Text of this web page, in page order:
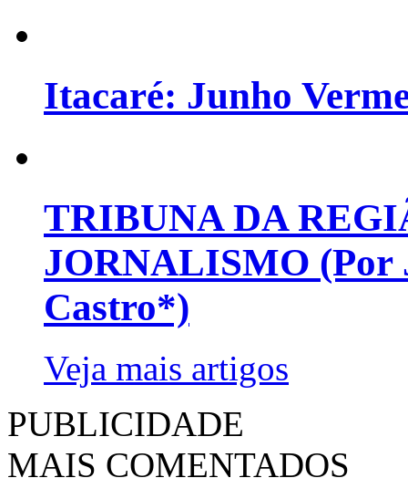
Itacaré: Junho
TRIBUNA DA
JORNALISMO (Por
Castro*)
Veja mais artigos
PUBLICIDADE
MAIS COMENTADOS